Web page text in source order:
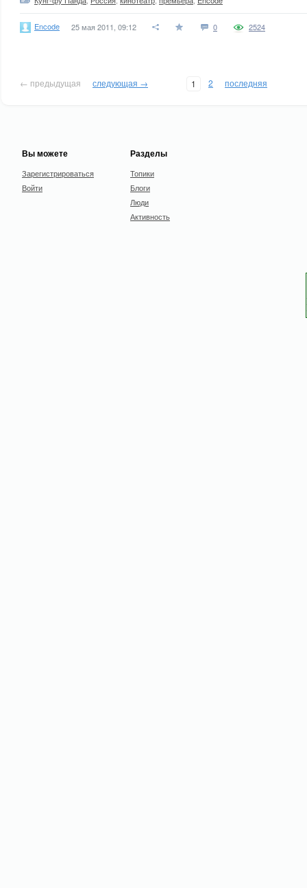
Encode 25 мая 2011, 09:12 0 2524
← предыдущая следующая → 1 2 последняя
Вы можете
Зарегистрироваться
Войти
Разделы
Топики
Блоги
Люди
Активность